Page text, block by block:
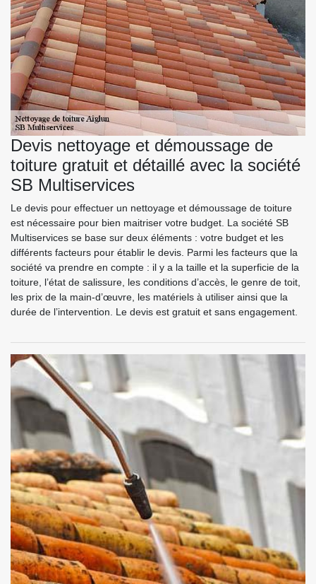
Devis nettoyage et démoussage de
toiture gratuit et détaillé avec la société
SB Multiservices
Le devis pour effectuer un nettoyage et démoussage de toiture
est nécessaire pour bien maitriser votre budget. La société SB
Multiservices se base sur deux éléments : votre budget et les
différents facteurs pour établir le devis. Parmi les facteurs que la
société va prendre en compte : il y a la taille et la superficie de la
toiture, l’état de salissure, les conditions d’accès, le genre de toit,
les prix de la main-d’œuvre, les matériels à utiliser ainsi que la
durée de l’intervention. Le devis est gratuit et sans engagement.